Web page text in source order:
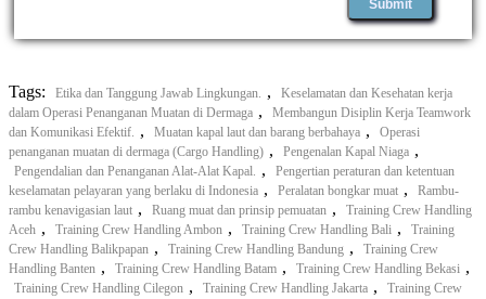
Tags: Etika dan Tanggung Jawab Lingkungan. ,
Keselamatan dan Kesehatan kerja
dalam Operasi Penanganan Muatan di Dermaga ,
Membangun Disiplin Kerja Teamwork
dan Komunikasi Efektif. , Muatan kapal laut dan barang berbahaya ,
Operasi
penanganan muatan di dermaga (Cargo Handling) , Pengenalan Kapal Niaga ,
Pengendalian dan Penanganan Alat-Alat Kapal. ,
Pengertian peraturan dan ketentuan
keselamatan pelayaran yang berlaku di Indonesia , Peralatan bongkar muat ,
Rambu-
rambu kenavigasian laut , Ruang muat dan prinsip pemuatan ,
Training Crew Handling
Aceh , Training Crew Handling Ambon , Training Crew Handling Bali ,
Training
Crew Handling Balikpapan , Training Crew Handling Bandung ,
Training Crew
Handling Banten , Training Crew Handling Batam , Training Crew Handling Bekasi ,
Training Crew Handling Cilegon , Training Crew Handling Jakarta , Training Crew